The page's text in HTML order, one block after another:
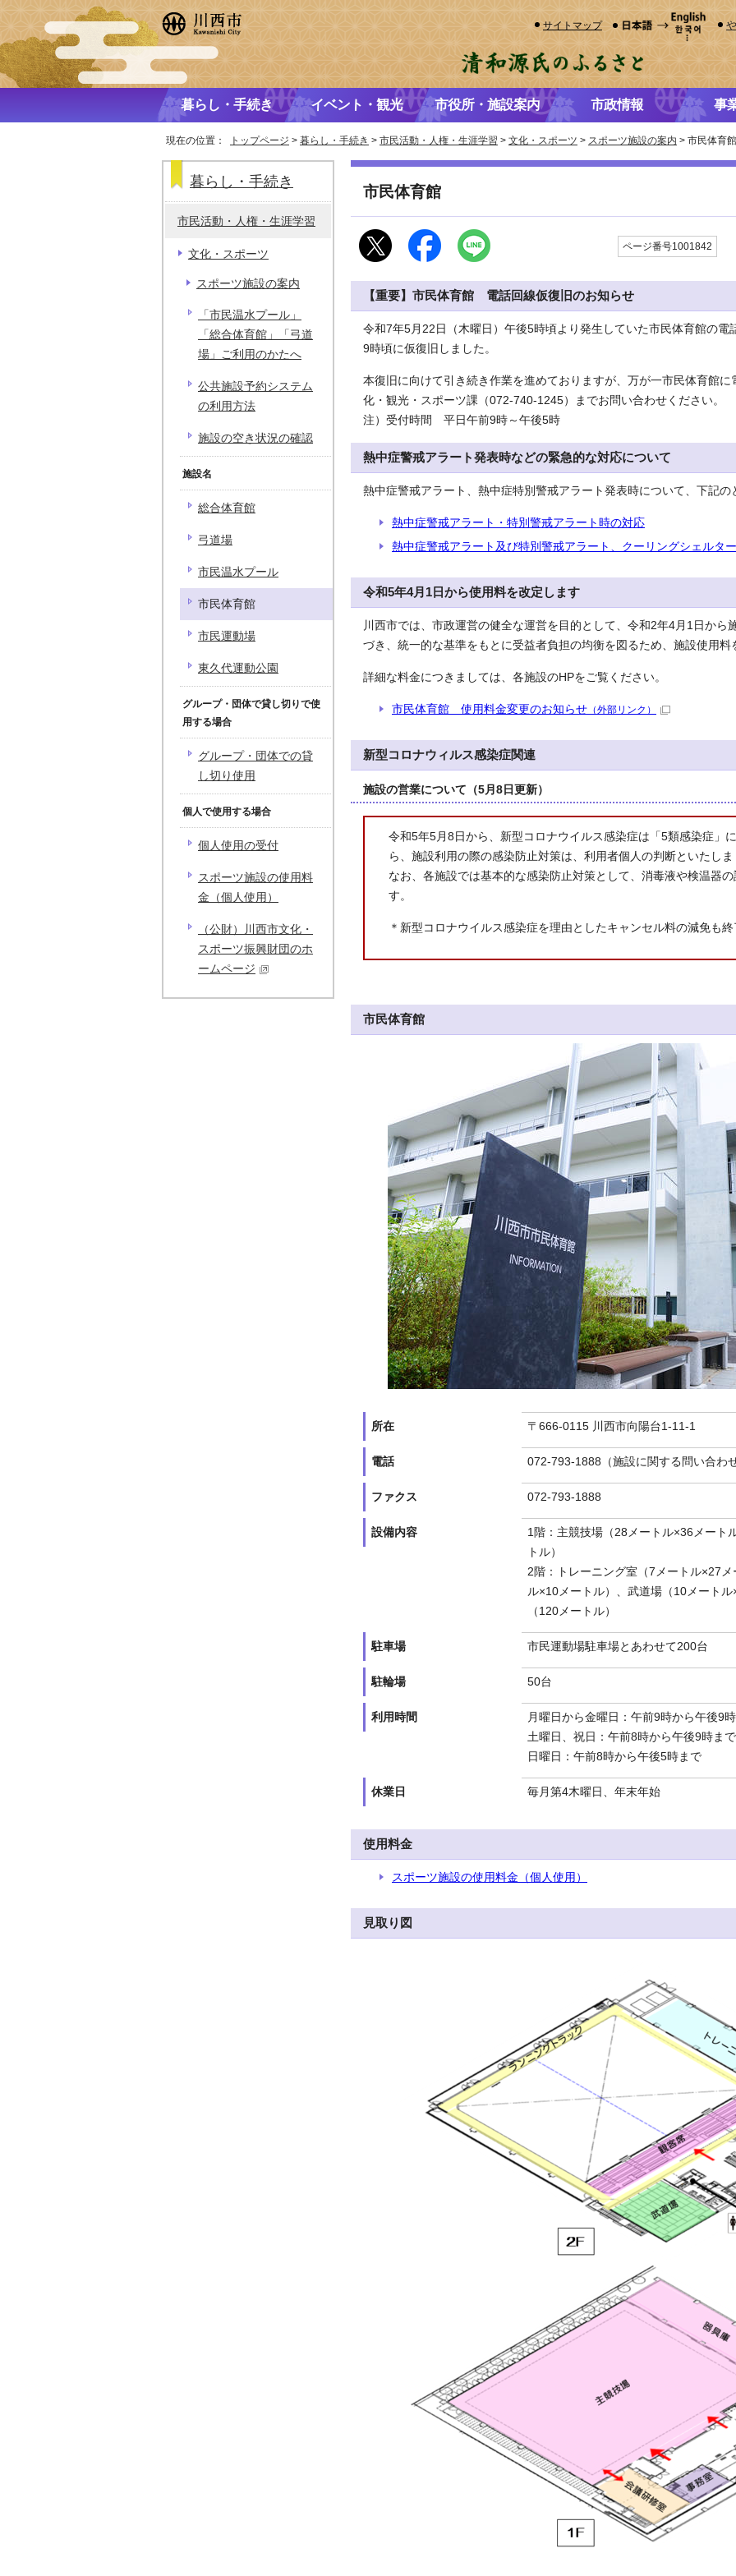
サイトマップ
暮らし・手続き イベント・観光 市役所・施設案内 市政情報 事
現在の位置： トップページ > 暮らし・手続き > 市民活動・人権・生涯学習 > 文化・スポーツ > スポーツ施設の案内 > 市民体育館
市民体育館
ページ番号1001842
【重要】市民体育館 電話回線仮復旧のお知らせ
令和7年5月22日（木曜日）午後5時頃より発生していた市民体育館の
9時頃に仮復旧しました。
本復旧に向けて引き続き作業を進めておりますが、万が一市民体育館
化・観光・スポーツ課（072-740-1245）までお問い合わせください。
注）受付時間 平日午前9時～午後5時
熱中症警戒アラート発表時などの緊急的な対応について
熱中症警戒アラート、熱中症特別警戒アラート発表時について、下記の
熱中症警戒アラート・特別警戒アラート時の対応
熱中症警戒アラート及び特別警戒アラート、クーリングシェルタ
令和5年4月1日から使用料を改定します
川西市では、市政運営の健全な運営を目的として、令和2年4月1日から
づき、統一的な基準をもとに受益者負担の均衡を図るため、施設使用
詳細な料金につきましては、各施設のHPをご覧ください。
市民体育館 使用料金変更のお知らせ （外部リンク）
新型コロナウィルス感染症関連
施設の営業について（5月8日更新）
令和5年5月8日から、新型コロナウイルス感染症は「5類感染症」
ら、施設利用の際の感染防止対策は、利用者個人の判断といたし
なお、各施設では基本的な感染防止対策として、消毒液や検温器
す。
＊新型コロナウイルス感染症を理由としたキャンセル料の減免も
市民体育館
所在 〒666-0115 川西市向陽台1-11-1
電話 072-793-1888（施設に関する問い合わ
ファクス 072-793-1888
設備内容
1階：主競技場（28メートル×36メート
トル）
2階：トレーニング室（7メートル×27
ル×10メートル）、武道場（10メート
（120メートル）
駐車場 市民運動場駐車場とあわせて200台
駐輪場 50台
利用時間
月曜日から金曜日：午前9時から午後9
土曜日、祝日：午前8時から午後9時まで
日曜日：午前8時から午後5時まで
休業日 毎月第4木曜日、年末年始
使用料金
スポーツ施設の使用料金（個人使用）
見取り図
暮らし・手続き
市民活動・人権・生涯学習
文化・スポーツ
スポーツ施設の案内
「市民温水プール」
「総合体育館」「弓道
場」ご利用のかたへ
公共施設予約システム
の利用方法
施設の空き状況の確認
施設名
総合体育館
弓道場
市民温水プール
市民体育館
市民運動場
東久代運動公園
グループ・団体で貸し切りで使
用する場合
グループ・団体での貸
し切り使用
個人で使用する場合
個人使用の受付
スポーツ施設の使用料
金（個人使用）
（公財）川西市文化・
スポーツ振興財団のホ
ームページ